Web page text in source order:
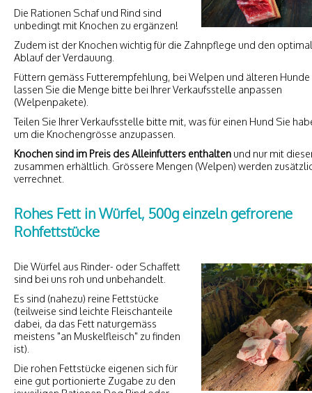
Die Rationen Schaf und Rind sind
unbedingt mit Knochen zu ergänzen!
Zudem ist der Knochen wichtig für die Zahnpflege und den
Ablauf der Verdauung.
Füttern gemäss Futterempfehlung, bei Welpen und älteren Hunde
lassen Sie die Menge bitte bei Ihrer Verkaufsstelle anpassen
(Welpenpakete).
Teilen Sie Ihrer Verkaufsstelle bitte mit, was für einen Hund Sie
um die Knochengrösse anzupassen.
Knochen sind im Preis des Alleinfutters enthalten und nur mit
zusammen erhältlich. Grössere Mengen (Welpen) werden
verrechnet.
Rohes Fett in Würfel, 500g einzeln gefrorene
Rohfettstücke
Die Würfel aus Rinder- oder Schaffett
sind bei uns roh und unbehandelt.
Es sind (nahezu) reine Fettstücke
(teilweise sind leichte Fleischanteile
dabei, da das Fett naturgemäss
meistens "an Muskelfleisch" zu finden
ist).
Die rohen Fettstücke eigenen sich für
eine gut portionierte Zugabe zu den